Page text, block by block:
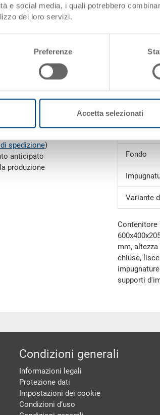
e social media, i quali potrebbero
dei loro servizi.
Preferenze
Accetta selezionati
1'000.00 CHF
spedizione)
anticipato
produzione
Peso
Materiale
Fondo
Variante
Contenitore
mm,
chiuse,
supporti
Condizioni generali
Informazioni legali
Protezione dati
Impostazioni dei cookie
Condizioni d‘uso